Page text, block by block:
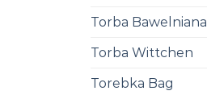
Torba Bawelniana
Torba Wittchen
Torebka Bag